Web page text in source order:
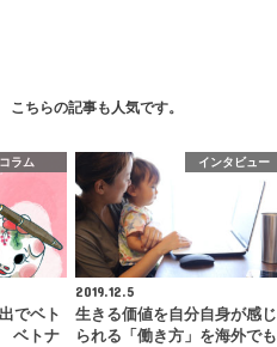
こちらの記事も人気です。
コラム
でベト
ベトナ
インタビュー
2019.12.5
生きる価値を自分自身が感じ
られる「働き方」を海外でも